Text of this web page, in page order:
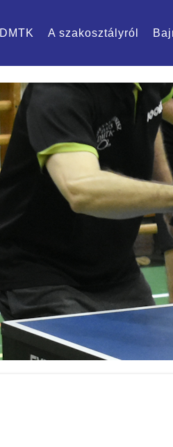
DMTK A szakosztályról